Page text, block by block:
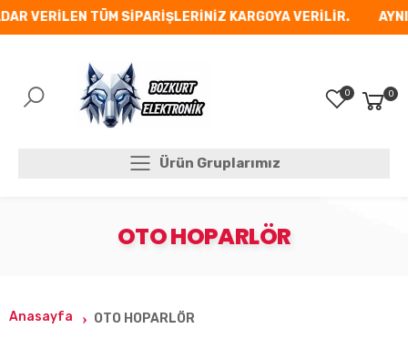
VERİLEN TÜM SİPARİŞLERİNİZ KARGOYA VERİLİR. AYNI
Mobil Menü
0 0
Ürün Gruplarımız
Ürün Gruplarımız
OTO HOPARLÖR
Anasayfa OTO HOPARLÖR